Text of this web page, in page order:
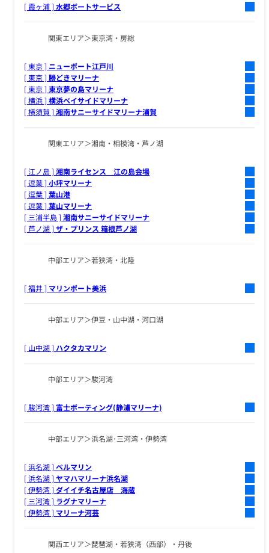
[ 霞ヶ浦 ] 水郷ボートサービス
関東エリア 東京湾・房総
[ 東京 ] ニューポート江戸川
[ 東京 ] 勝どきマリーナ
[ 東京 ] 東京夢の島マリーナ
[ 横浜 ] 横浜ベイサイドマリーナ
[ 横須賀 ] 湘南サニーサイドマリーナ浦賀
関東エリア 湘南・相模湾・芦ノ湖
[ 江ノ島 ] 湘南ライセンス 江の島会場
[ 逗葉 ] 小坪マリーナ
[ 逗葉 ] 葉山港
[ 逗葉 ] 葉山マリーナ
[ 三浦半島 ] 湘南サニーサイドマリーナ
[ 芦ノ湖 ] ザ・プリンス 箱根芦ノ湖
中部エリア 若狭湾・北陸
[ 福井 ] マリンポート美浜
中部エリア 伊豆・山中湖・河口湖
[ 山中湖 ] ハクタカマリン
中部エリア 駿河湾
[ 駿河湾 ] 富士ボーティング(静浦マリーナ)
中部エリア 浜名湖･三河湾・伊勢湾
[ 浜名湖 ] ベルマリン
[ 浜名湖 ] ヤマハマリーナ浜名湖
[ 伊勢湾 ] ダイイチ名古屋店 海蔵
[ 三河湾 ] ラグナマリーナ
[ 伊勢湾 ] マリーナ河芸
関西エリア 琵琶湖・若狭湾（西部）・丹後